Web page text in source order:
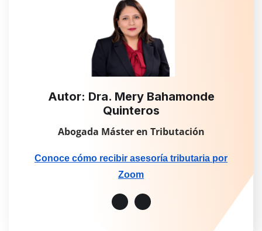
Autor: Dra. Mery Bahamonde
Quinteros
Abogada Máster en Tributación
Conoce cómo recibir asesoría tributaria por
Zoom